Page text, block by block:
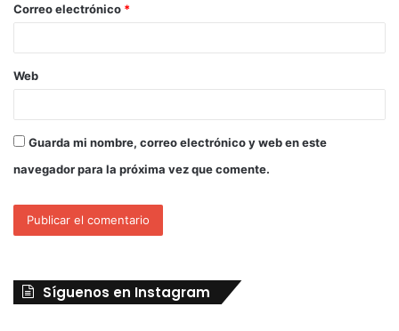
Correo electrónico *
Web
Guarda mi nombre, correo electrónico y web en este
navegador para la próxima vez que comente.
Síguenos en Instagram